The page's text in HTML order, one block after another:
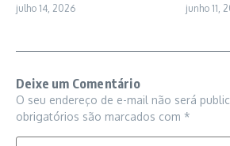
julho 14, 2026 junho 11,
Deixe um Comentário
O seu endereço de e-mail não será
obrigatórios são marcados com *